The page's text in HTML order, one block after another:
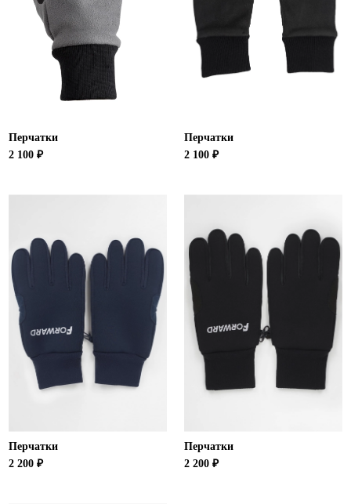
Новосибирская область (3)
Омская область (5)
Республика Башкортостан (3)
Республика Крым (1)
Республика Татарстан (2)
Самарская область (1)
Ставропольский край (5)
Томская область (1)
Тюменская область (3)
Хакасия (1)
Ханты-Мансийский автономный округ (3)
Челябинская область (2)
Перчатки
2 100 ₽
Перчатки
2 100 ₽
Перчатки
2 200 ₽
Перчатки
2 200 ₽